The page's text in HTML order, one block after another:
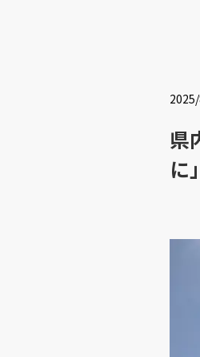
県
に」